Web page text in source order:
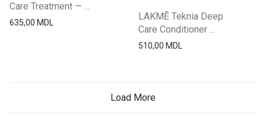
Care Treatment — ...
635,00 MDL
LAKMĒ Teknia Deep
Care Conditioner ...
510,00 MDL
Load More